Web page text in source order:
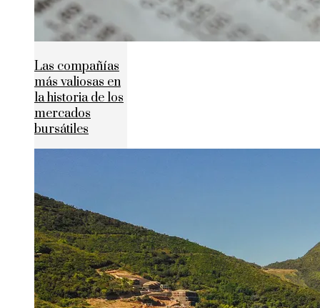
Las compañías
más valiosas en
la historia de los
mercados
bursátiles